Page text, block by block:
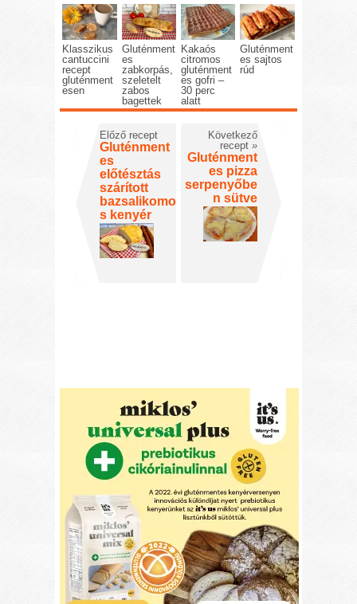
Klasszikus
cantuccini
recept
gluténment
esen
Gluténment
es
zabkorpás,
szeletelt
zabos
bagettek
Kakaós
citromos
gluténment
es gofri –
30 perc
alatt
Gluténment
es sajtos
rúd
Előző recept
Gluténment
es
előtésztás
szárított
bazsalikomo
s kenyér
Következő
recept »
Gluténment
es pizza
serpenyőbe
n sütve